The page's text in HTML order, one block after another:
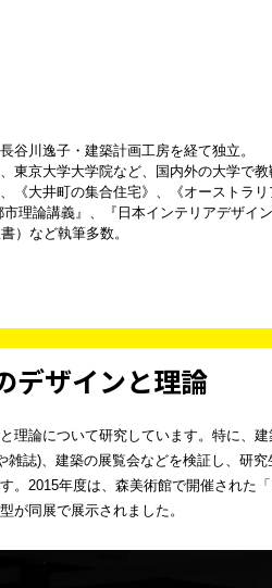
谷川逸子・建築計画工房を経て独立。
東京大学大学院など、国内外の大学で教
《大井町の集合住宅》、《オーストラリ
理論講義』、『日本インテリアデザイン
）など執筆多数。
デザインと理論
理論について研究しています。特に、
誌)、建築の展覧会などを検証し、研
。2015年度は、森美術館で開催された
が同展で展示されました。